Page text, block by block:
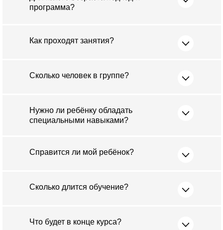
программа?
Как проходят занятия?
Сколько человек в группе?
Нужно ли ребёнку обладать
специальными навыками?
Справится ли мой ребёнок?
Сколько длится обучение?
Что будет в конце курса?